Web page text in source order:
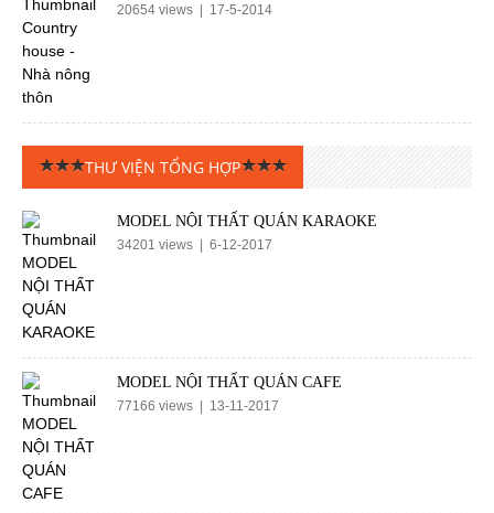
20654 views | 17-5-2014
THƯ VIỆN TỔNG HỢP
MODEL NỘI THẤT QUÁN KARAOKE
34201 views | 6-12-2017
MODEL NỘI THẤT QUÁN CAFE
77166 views | 13-11-2017